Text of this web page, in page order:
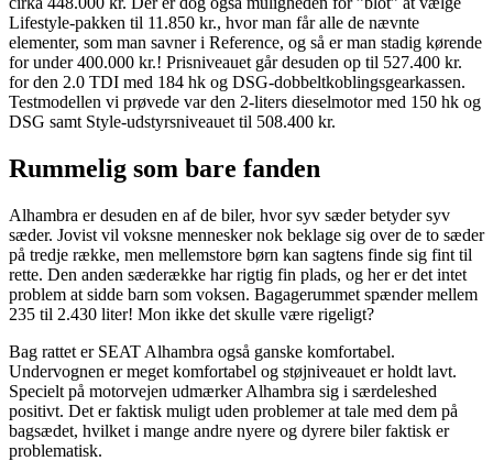
Lifestyle-pakken til 11.850 kr., hvor man får alle de nævnte
elementer, som man savner i Reference, og så er man stadig kørende
for under 400.000 kr.! Prisniveauet går desuden op til 527.400 kr.
for den 2.0 TDI med 184 hk og DSG-dobbeltkoblingsgearkassen.
Testmodellen vi prøvede var den 2-liters dieselmotor med 150 hk og
DSG samt Style-udstyrsniveauet til 508.400 kr.
Rummelig som bare fanden
Alhambra er desuden en af de biler, hvor syv sæder betyder syv
sæder. Jovist vil voksne mennesker nok beklage sig over de to sæder
på tredje række, men mellemstore børn kan sagtens finde sig fint til
rette. Den anden sæderække har rigtig fin plads, og her er det intet
problem at sidde barn som voksen. Bagagerummet spænder mellem
235 til 2.430 liter! Mon ikke det skulle være rigeligt?
Bag rattet er SEAT Alhambra også ganske komfortabel.
Undervognen er meget komfortabel og støjniveauet er holdt lavt.
Specielt på motorvejen udmærker Alhambra sig i særdeleshed
positivt. Det er faktisk muligt uden problemer at tale med dem på
bagsædet, hvilket i mange andre nyere og dyrere biler faktisk er
problematisk.